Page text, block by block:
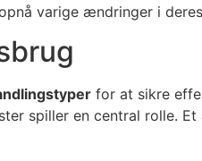
varige ændringer i
for at sikre
spiller en central rolle.